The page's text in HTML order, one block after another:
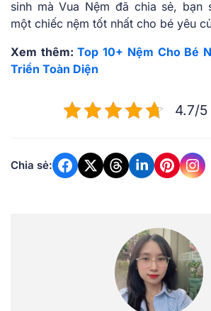
sinh mà Vua Nệm đã chia sẻ, bạn
một chiếc nệm tốt nhất cho bé yêu
Xem thêm:Top 10+ Nệm Cho Bé
Triển Toàn Diện
4.7/5
Chia sẻ: